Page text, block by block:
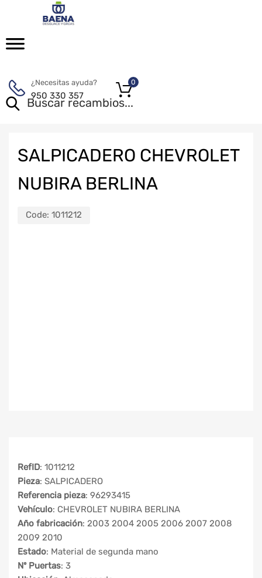
¿Necesitas ayuda?
950 330 357
0
SALPICADERO CHEVROLET
NUBIRA BERLINA
Code: 1011212
RefID: 1011212
Pieza: SALPICADERO
Referencia pieza: 96293415
Vehículo: CHEVROLET NUBIRA BERLINA
Año fabricación: 2003 2004 2005 2006 2007 2008
2009 2010
Estado: Material de segunda mano
Nº Puertas: 3